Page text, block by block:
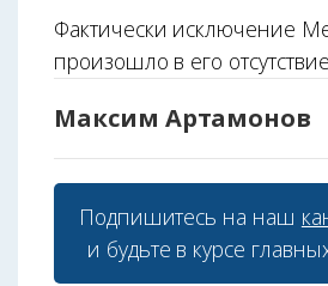
Фактически исключение
произошло в его
Максим Артамонов
Подпишитесь на наш
и будьте в курсе